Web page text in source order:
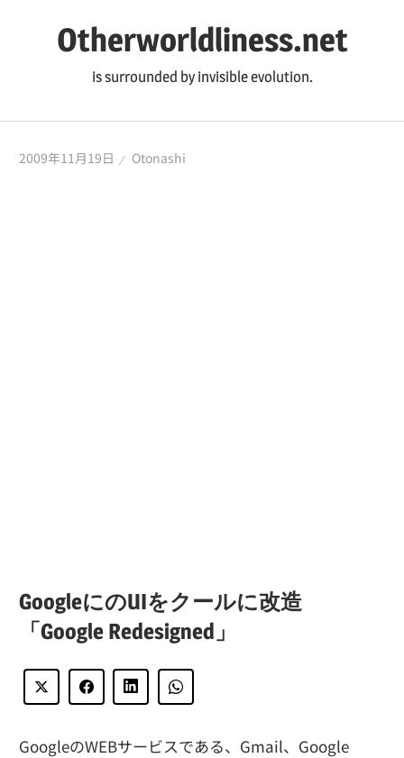
ツ
Otherworldliness.net
is surrounded by invisible evolution.
2009年11月19日 Otonashi
GoogleにのUIをクールに改造
「Google Redesigned」
GoogleのWEBサービスである、Gmail、Google